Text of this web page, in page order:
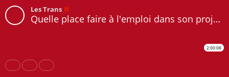
Les Trans
Quelle place faire à l'emploi dans son projet de festival ? - Le Collectif des festivals - Rencontres & Débats 2021
2:00:06
Share